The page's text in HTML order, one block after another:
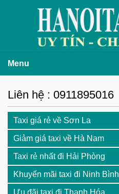
Menu
Liên hệ : 0911895016
Taxi giá rẻ về Sơn La
Giảm giá taxi về Hà Nam
Taxi rẻ nhất đi Hải Phòng
Khuyến mãi taxi đi Ninh Bình